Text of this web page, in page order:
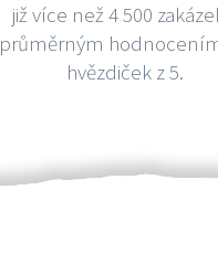
již více než 4 500
průměrným
hvězdiček z 5.